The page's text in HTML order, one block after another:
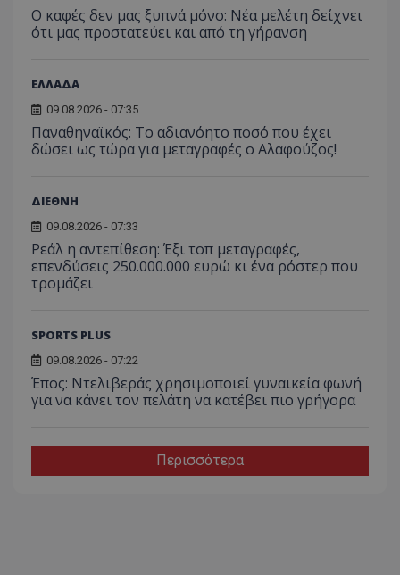
Ο καφές δεν μας ξυπνά μόνο: Νέα μελέτη δείχνει
ότι μας προστατεύει και από τη γήρανση
ΕΛΛΑΔΑ
09.08.2026 - 07:35
Παναθηναϊκός: Το αδιανόητο ποσό που έχει
δώσει ως τώρα για μεταγραφές ο Αλαφούζος!
ΔΙΕΘΝΗ
09.08.2026 - 07:33
Ρεάλ η αντεπίθεση: Έξι τοπ μεταγραφές,
επενδύσεις 250.000.000 ευρώ κι ένα ρόστερ που
τρομάζει
SPORTS PLUS
09.08.2026 - 07:22
Έπος: Ντελιβεράς χρησιμοποιεί γυναικεία φωνή
για να κάνει τον πελάτη να κατέβει πιο γρήγορα
Περισσότερα